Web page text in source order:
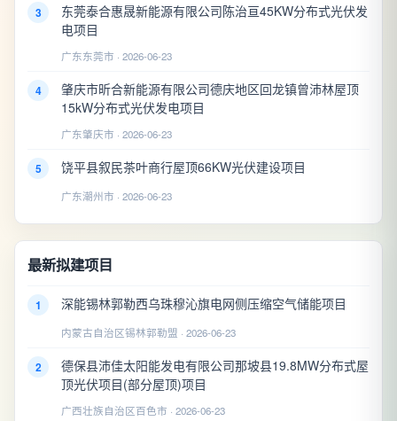
3
东莞泰合惠晟新能源有限公司陈治亘45KW分布式光伏发
电项目
广东东莞市 · 2026-06-23
4
肇庆市昕合新能源有限公司德庆地区回龙镇曾沛林屋顶
15kW分布式光伏发电项目
广东肇庆市 · 2026-06-23
5 饶平县叙民茶叶商行屋顶66KW光伏建设项目
广东潮州市 · 2026-06-23
最新拟建项目
1 深能锡林郭勒西乌珠穆沁旗电网侧压缩空气储能项目
内蒙古自治区锡林郭勒盟 · 2026-06-23
2
德保县沛佳太阳能发电有限公司那坡县19.8MW分布式屋
顶光伏项目(部分屋顶)项目
广西壮族自治区百色市 · 2026-06-23